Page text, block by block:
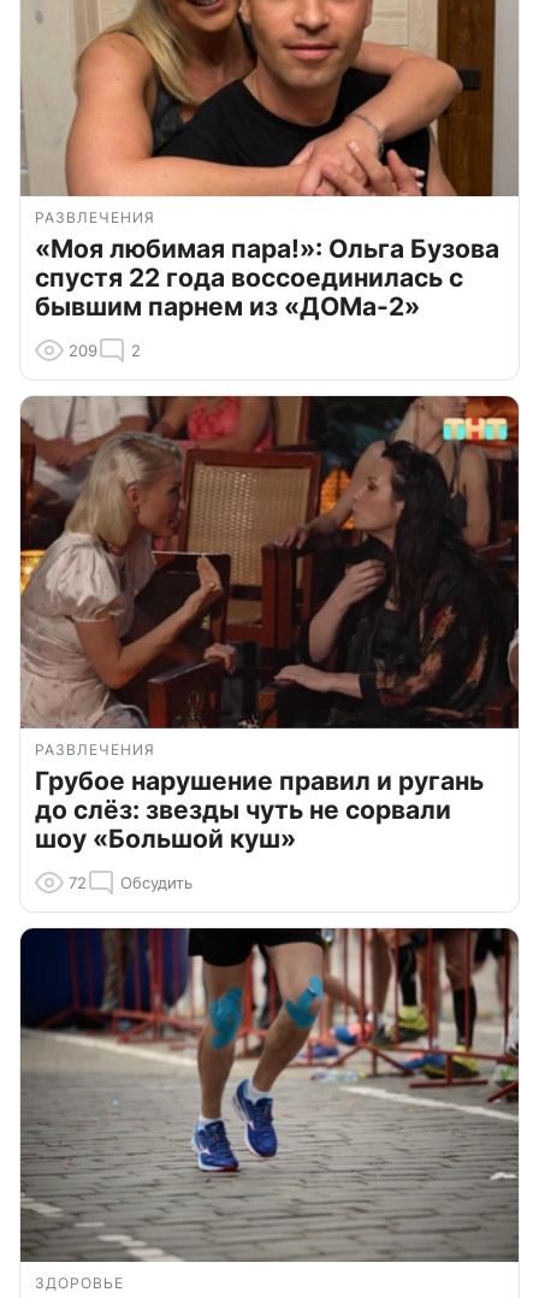
РАЗВЛЕЧЕНИЯ
«Моя любимая пара!»: Ольга Бузова
спустя 22 года воссоединилась с
бывшим парнем из «ДОМа-2»
209 2
РАЗВЛЕЧЕНИЯ
Грубое нарушение правил и ругань
до слёз: звезды чуть не сорвали
шоу «Большой куш»
72 Обсудить
ЗДОРОВЬЕ